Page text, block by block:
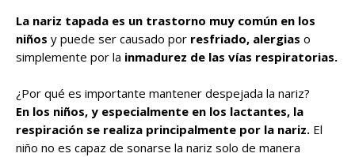
La nariz tapada es un trastorno muy común en los
niños y puede ser causado por resfriado, alergias o
simplemente por la inmadurez de las vías respiratorias.
¿Por qué es importante mantener despejada la nariz?
En los niños, y especialmente en los lactantes, la
respiración se realiza principalmente por la nariz. El
niño no es capaz de sonarse la nariz solo de manera